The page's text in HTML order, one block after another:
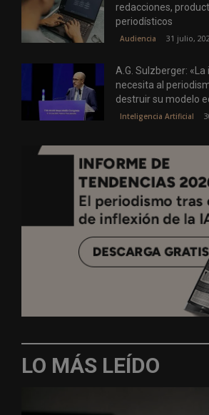
redacciones,
periodísticos
Audiencia 31 julio,
A.G. Sulzberger:
necesita al
destruir su modelo
Inteligencia Artificial
LO MÁS LEÍDO